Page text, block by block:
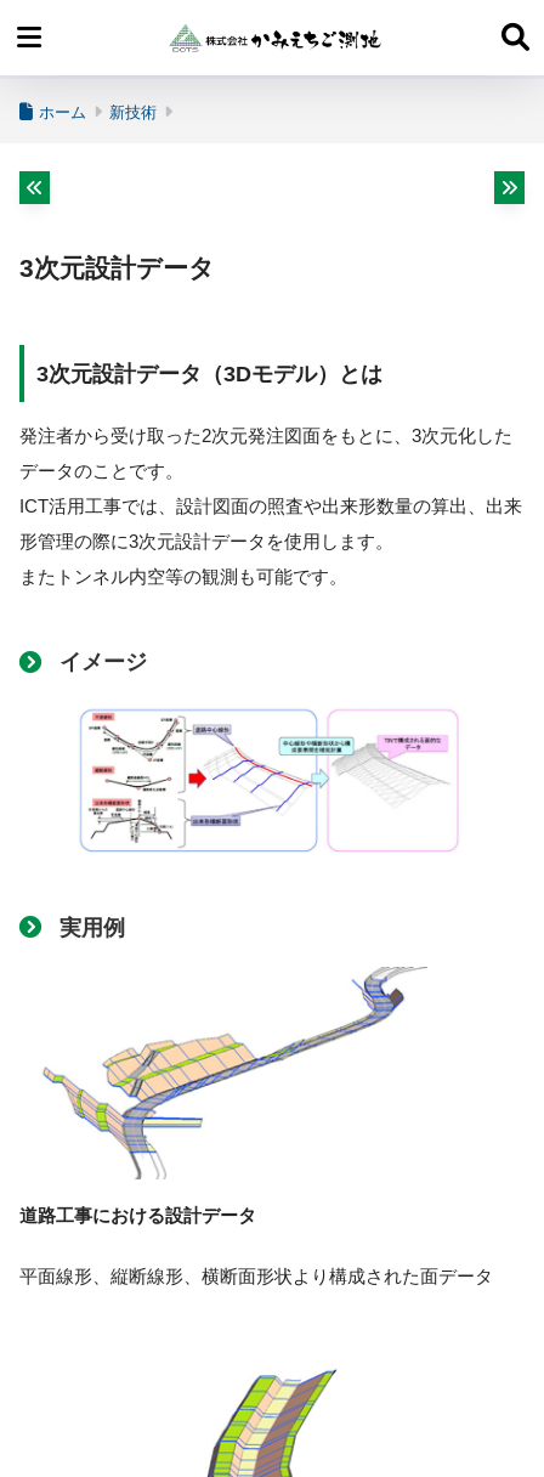
ホーム 新技術
3次元設計データ
3次元設計データ（3Dモデル）とは
発注者から受け取った2次元発注図面をもとに、3次元化した
データのことです。
ICT活用工事では、設計図面の照査や出来形数量の算出、出来
形管理の際に3次元設計データを使用します。
またトンネル内空等の観測も可能です。
イメージ
実用例
道路工事における設計データ
平面線形、縦断線形、横断面形状より構成された面データ